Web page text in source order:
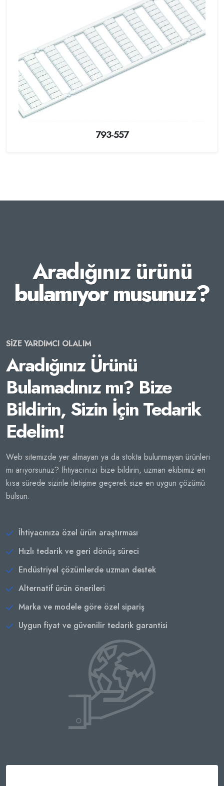
793-557
Aradığınız ürünü
bulamıyor musunuz?
SİZE YARDIMCI OLALIM
Aradığınız Ürünü
Bulamadınız mı? Bize
Bildirin, Sizin İçin Tedarik
Edelim!
Web sitemizde yer almayan ya da stokta bulunmayan ürünleri
mi arıyorsunuz? İhtiyacınızı bize bildirin, uzman ekibimiz en
kısa sürede sizinle iletişime geçerek size en uygun çözümü
bulsun.
İhtiyacınıza özel ürün araştırması
Hızlı tedarik ve geri dönüş süreci
Endüstriyel çözümlerde uzman destek
Alternatif ürün önerileri
Marka ve modele göre özel sipariş
Uygun fiyat ve güvenilir tedarik garantisi